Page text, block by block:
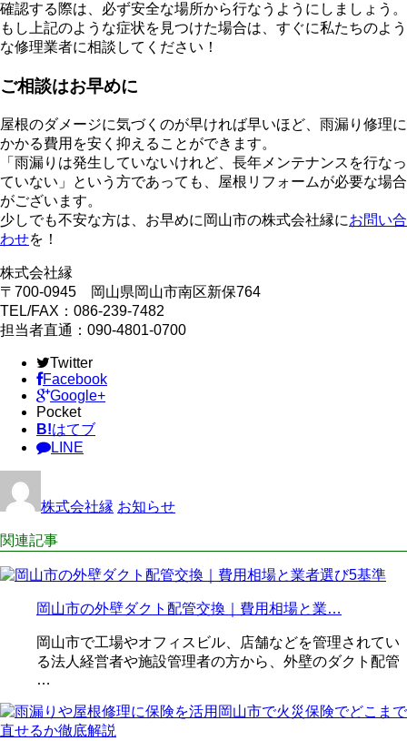
確認する際は、必ず安全な場所から行なうようにしましょう。
もし上記のような症状を見つけた場合は、すぐに私たちのよう
な修理業者に相談してください！
ご相談はお早めに
屋根のダメージに気づくのが早ければ早いほど、雨漏り修理に
かかる費用を安く抑えることができます。
「雨漏りは発生していないけれど、長年メンテナンスを行なっ
ていない」という方であっても、屋根リフォームが必要な場合
がございます。
少しでも不安な方は、お早めに岡山市の株式会社縁にお問い合
わせを！
株式会社縁
〒700-0945 岡山県岡山市南区新保764
TEL/FAX：086-239-7482
担当者直通：090-4801-0700
Twitter
Facebook
Google+
Pocket
B!はてブ
LINE
株式会社縁 お知らせ
関連記事
岡山市の外壁ダクト配管交換｜費用相場と業…
岡山市で工場やオフィスビル、店舗などを管理されてい
る法人経営者や施設管理者の方から、外壁のダクト配管
…